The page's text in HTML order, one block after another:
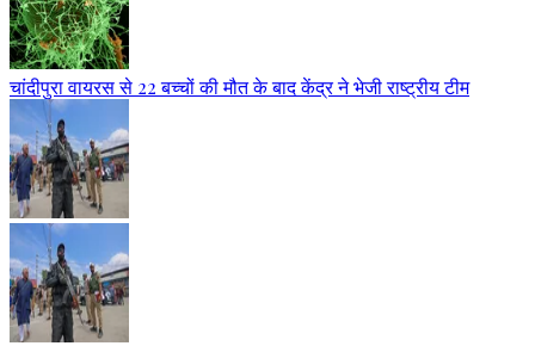
चांदीपुरा वायरस से 22 बच्चों की मौत के बाद केंद्र ने भेजी राष्ट्रीय टीम